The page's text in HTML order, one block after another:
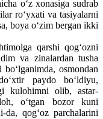
o‘z xonasiga sudrab
ro‘yxati va tasiyalarni
boya o‘zim bergan ikki
qarshi qog‘ozni
va zinalardan tusha
osmondan
paydo bo‘ldiyu,
kulohimni olib, astar-
o‘tgan bozor kuni
qog‘oz parchalarini